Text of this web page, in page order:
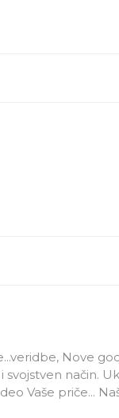
Nove
svojstven način.
Vaše priče...
venčanje,